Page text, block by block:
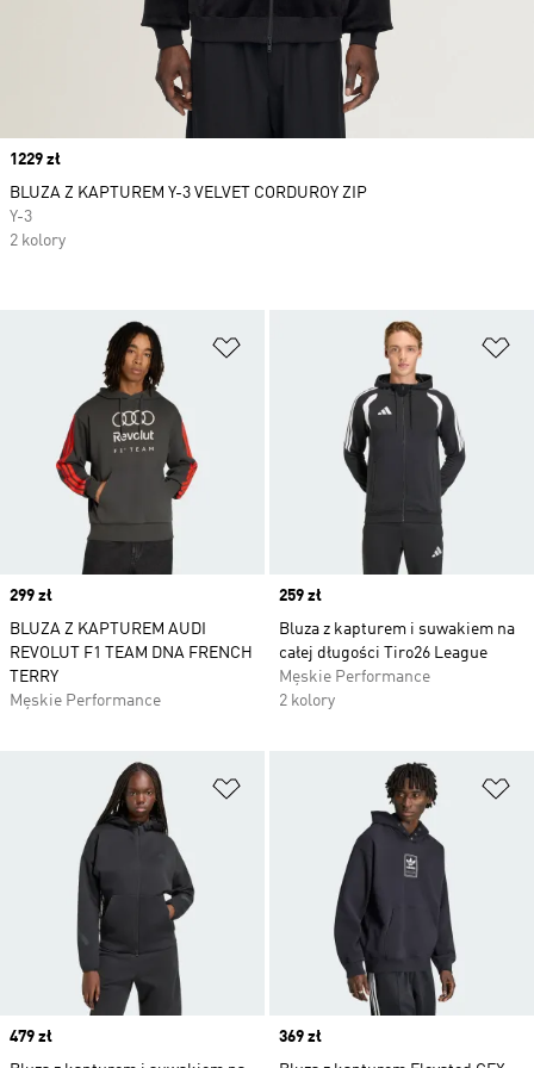
Dodaj do listy życzeń
Price
299 zł
BLUZA Z KAPTUREM AUDI
REVOLUT F1 TEAM DNA FRENCH
TERRY
Męskie Performance
Price
259 zł
Bluza z kapturem i suwakiem na
całej długości Tiro26 League
Męskie Performance
2 kolory
Dodaj do listy życzeń
Price
479 zł
Price
369 zł
Price
1229 zł
BLUZA Z KAPTUREM Y-3 VELVET CORDUROY ZIP
Y-3
2 kolory